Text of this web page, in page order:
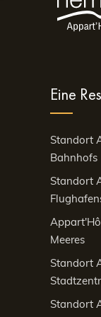
Je nach
Die
Himmel
Zu
Für
führt
zu
Eine
Standort
Bahnhofs
Standort
Meeres
Standort
Standort